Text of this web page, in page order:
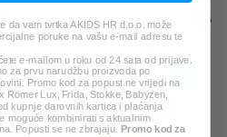
da vam tvrtka AKIDS HR d.o.o. može
poruke na vašu e-mail adresu te
e-mailom u roku od 24 sata od prijave.
za prvu narudžbu proizvoda po
Promo kod za popust ne vrijedi na
Römer Lux, Frida, Stokke, Babyzen,
kupnje darovnih kartica i plaćanja
moguće kombinirati s aktualnim
Popusti se ne zbrajaju. Promo kod za